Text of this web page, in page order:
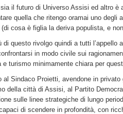
il futuro di Universo Assisi ed altro è
quella che ritengo oramai uno degli
(di cosa è figlia la deriva populista, e
di questo rivolgo quindi a tutti
in modo civile sui
e turismo minimamente chiara per
al Sindaco Proietti, avendone in
della città di Assisi, al Partito
sulle linee strategiche di lungo
di scendere in profondità, con